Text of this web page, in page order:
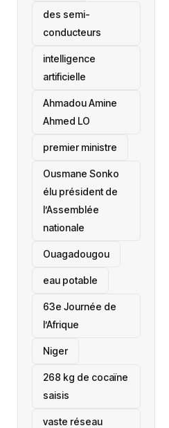
des semi-
conducteurs
intelligence
artificielle
Ahmadou Amine
Ahmed LO
premier ministre
Ousmane Sonko
élu président de
l’Assemblée
nationale
‎Ouagadougou
eau potable
63e Journée de
l’Afrique
‎Niger
268 kg de cocaïne
saisis
vaste réseau